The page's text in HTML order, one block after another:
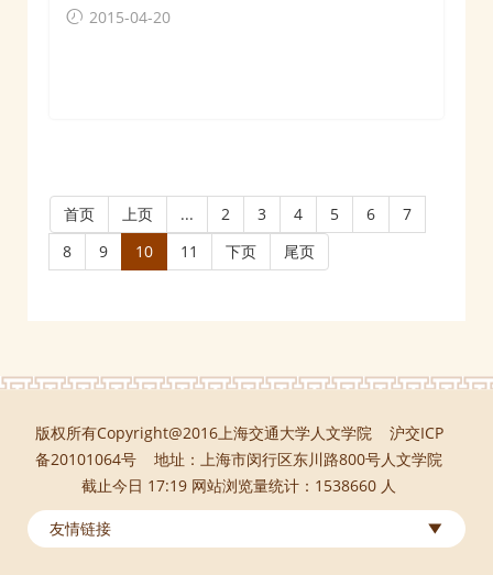
与交大人文学院
2015-04-20
首页 上页 ... 2 3 4 5 6
7
8
9 10 11 下页 尾页
版权所有Copyright@2016上海交通大学人文学院 沪交ICP
备20101064号 地址：上海市闵行区东川路800号人文学院
截止今日 17:19 网站浏览量统计：1538660 人
友情链接